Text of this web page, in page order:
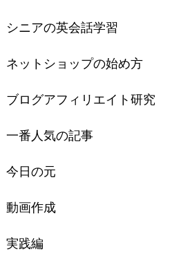
シニアの英会話学習
ネットショップの始め方
ブログアフィリエイト研究
一番人気の記事
今日の元
動画作成
実践編